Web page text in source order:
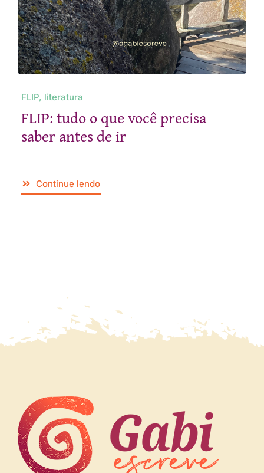
FLIP, literatura
FLIP: tudo o que você precisa
saber antes de ir
Continue lendo